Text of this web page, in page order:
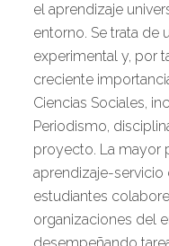
el aprendizaje
entorno. Se trata de
experimental y, por
creciente
Ciencias Sociales,
Periodismo,
proyecto. La mayor
aprendizaje-
estudiantes
organizaciones del